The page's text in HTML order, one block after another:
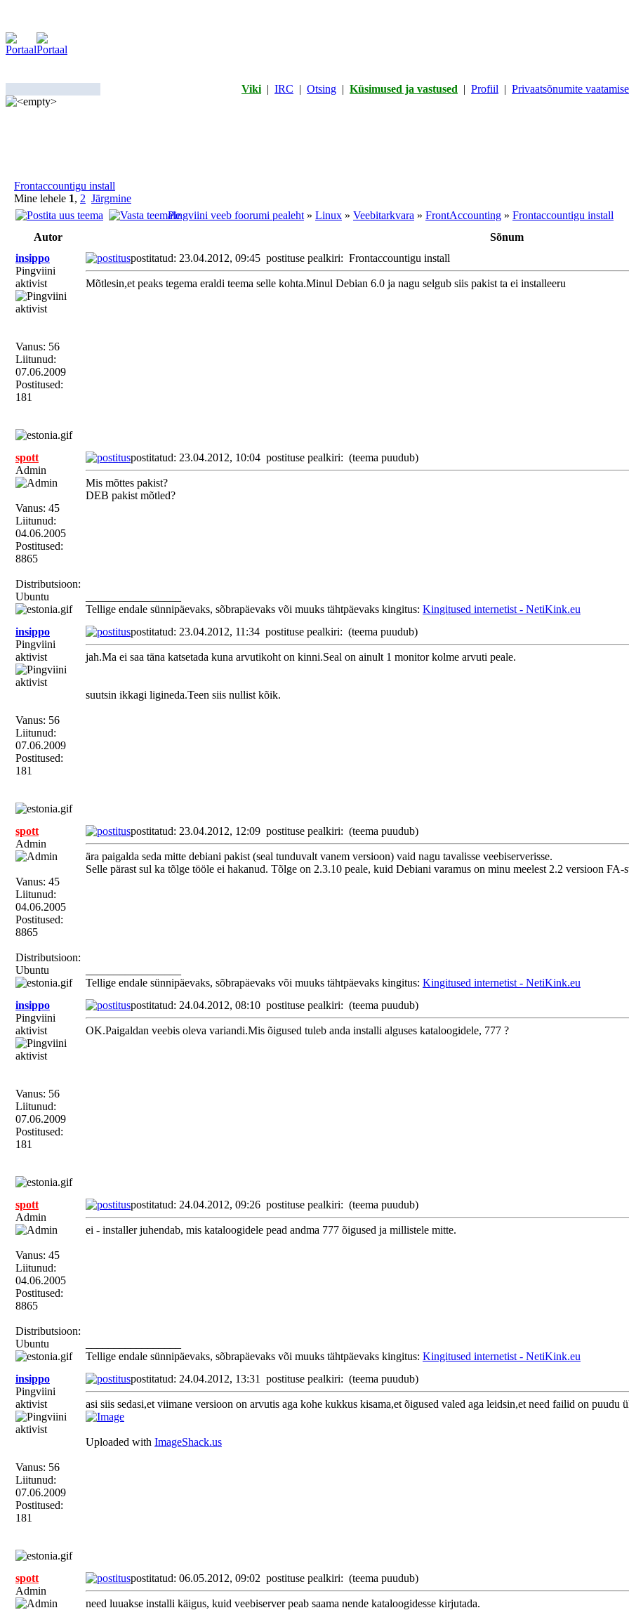
Viki | IRC | Otsing | Küsimused ja vastused | Profiil | Privaatsõnumite
Frontaccountigu install
Mine lehele 1, 2 Järgmine
Pingviini veeb foorumi pealeht » Linux » Veebitarkvara » FrontAccounting » Frontaccountigu install
Autor
Sõnum
insippo
Pingviini
aktivist
Vanus: 56
Liitunud:
07.06.2009
Postitused:
181
postitatud: 23.04.2012, 09:45 postituse pealkiri: Frontaccountigu install
Mõtlesin,et peaks tegema eraldi teema selle kohta.Minul Debian 6.0 ja nagu selgub siis pakist ta ei installeeru
spott
Admin
Vanus: 45
Liitunud:
04.06.2005
Postitused:
8865
Distributsioon:
Ubuntu
postitatud: 23.04.2012, 10:04 postituse pealkiri: (teema puudub)
Mis mõttes pakist?
DEB pakist mõtled?
Tellige endale sünnipäevaks, sõbrapäevaks või muuks tähtpäevaks kingitus: Kingitused internetist - NetiKink.eu
insippo
Pingviini
aktivist
Vanus: 56
Liitunud:
07.06.2009
Postitused:
181
postitatud: 23.04.2012, 11:34 postituse pealkiri: (teema puudub)
jah.Ma ei saa täna katsetada kuna arvutikoht on kinni.Seal on ainult 1 monitor kolme arvuti peale.
suutsin ikkagi ligineda.Teen siis nullist kõik.
spott
Admin
Vanus: 45
Liitunud:
04.06.2005
Postitused:
8865
Distributsioon:
Ubuntu
postitatud: 23.04.2012, 12:09 postituse pealkiri: (teema puudub)
ära paigalda seda mitte debiani pakist (seal tunduvalt vanem versioon) vaid nagu tavalisse veebiserverisse.
Selle pärast sul ka tõlge tööle ei hakanud. Tõlge on 2.3.10 peale, kuid Debiani varamus on minu meelest 2.2 versioon FA-
Tellige endale sünnipäevaks, sõbrapäevaks või muuks tähtpäevaks kingitus: Kingitused internetist - NetiKink.eu
insippo
Pingviini
aktivist
Vanus: 56
Liitunud:
07.06.2009
Postitused:
181
postitatud: 24.04.2012, 08:10 postituse pealkiri: (teema puudub)
OK.Paigaldan veebis oleva variandi.Mis õigused tuleb anda installi alguses kataloogidele, 777 ?
spott
Admin
Vanus: 45
Liitunud:
04.06.2005
Postitused:
8865
Distributsioon:
Ubuntu
postitatud: 24.04.2012, 09:26 postituse pealkiri: (teema puudub)
ei - installer juhendab, mis kataloogidele pead andma 777 õigused ja millistele mitte.
Tellige endale sünnipäevaks, sõbrapäevaks või muuks tähtpäevaks kingitus: Kingitused internetist - NetiKink.eu
insippo
Pingviini
aktivist
Vanus: 56
Liitunud:
07.06.2009
Postitused:
181
postitatud: 24.04.2012, 13:31 postituse pealkiri: (teema puudub)
asi siis sedasi,et viimane versioon on arvutis aga kohe kukkus kisama,et õigused valed aga leidsin,et need failid on puudu
Uploaded with ImageShack.us
spott
Admin
postitatud: 06.05.2012, 09:02 postituse pealkiri: (teema puudub)
need luuakse installi käigus, kuid veebiserver peab saama nende kataloogidesse kirjutada.